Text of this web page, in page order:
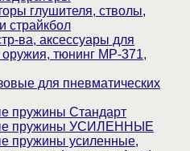
глушителя, стволы,
страйкбол
ва, аксессуары для
оружия, тюнинг МР-371,
для пневматических
пружины Стандарт
пружины УСИЛЕННЫЕ
пружины усиленные,